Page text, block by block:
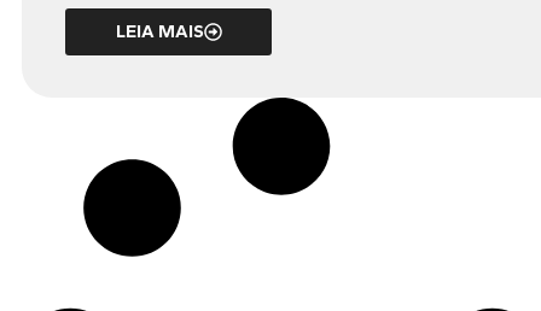
LEIA MAIS